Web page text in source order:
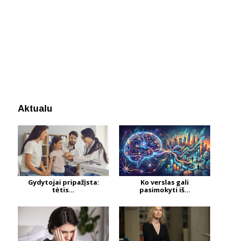
Aktualu
Gydytojai pripažįsta:
tėtis...
Ko verslas gali
pasimokyti iš...